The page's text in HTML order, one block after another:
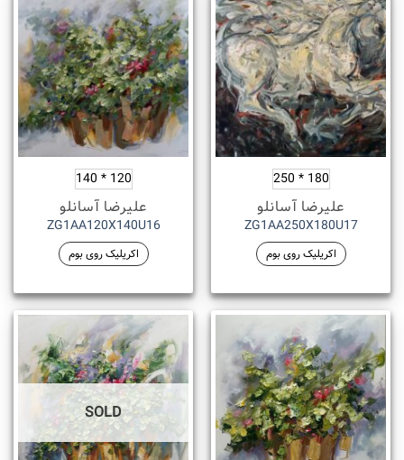
180 * 250
علیرضا آسانلو
ZG1AA250X180U17
اکریلیک روی بوم
120 * 140
علیرضا آسانلو
ZG1AA120X140U16
اکریلیک روی بوم
SOLD